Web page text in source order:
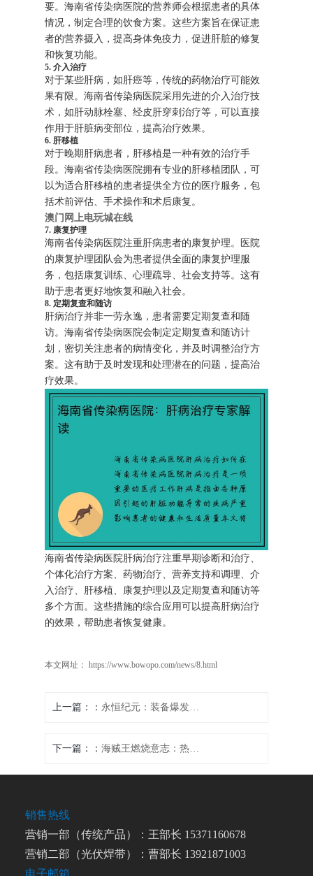
要。海南省传染病医院的营养师会根据患者的具体
情况，制定合理的饮食方案。这些方案旨在保证患
者的营养摄入，提高身体免疫力，促进肝脏的修复
和恢复功能。
5. 介入治疗
对于某些肝病，如肝癌等，传统的药物治疗可能效
果有限。海南省传染病医院采用先进的介入治疗技
术，如肝动脉栓塞、经皮肝穿刺治疗等，可以直接
作用于肝脏病变部位，提高治疗效果。
6. 肝移植
对于晚期肝病患者，肝移植是一种有效的治疗手
段。海南省传染病医院拥有专业的肝移植团队，可
以为适合肝移植的患者提供全方位的医疗服务，包
括术前评估、手术操作和术后康复。
澳门网上电玩城在线
7. 康复护理
海南省传染病医院注重肝病患者的康复护理。医院
的康复护理团队会为患者提供全面的康复护理服
务，包括康复训练、心理疏导、社会支持等。这有
助于患者更好地恢复和融入社会。
8. 定期复查和随访
肝病治疗并非一劳永逸，患者需要定期复查和随
访。海南省传染病医院会制定定期复查和随访计
划，密切关注患者的病情变化，并及时调整治疗方
案。这有助于及时发现和处理潜在的问题，提高治
疗效果。
海南省传染病医院肝病治疗注重早期诊断和治疗、
个体化治疗方案、药物治疗、营养支持和调理、介
入治疗、肝移植、康复护理以及定期复查和随访等
多个方面。这些措施的综合应用可以提高肝病治疗
的效果，帮助患者恢复健康。
本文网址： https://www.bowopo.com/news/8.html
上一篇： 永恒纪元：装备爆发之源
下一篇： 海贼王燃烧意志：热血集结，扬帆起航
销售热线
营销一部（传统产品）：王部长 15371160678
营销二部（光伏焊带）：曹部长 13921871003